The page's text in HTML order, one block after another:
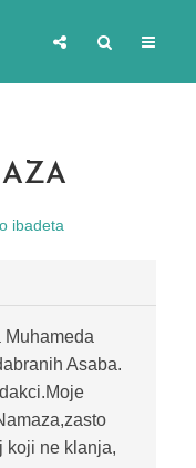
ibadeta
Muhameda
Asaba.
koji ne klanja,